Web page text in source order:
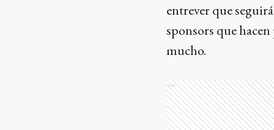
entrever que
sponsors que
mucho.
Ads